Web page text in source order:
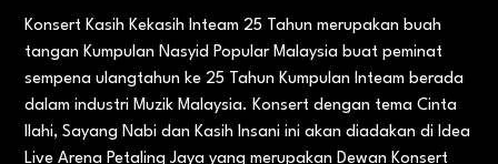
Konsert Kasih Kekasih Inteam 25 Tahun merupakan buah
tangan Kumpulan Nasyid Popular Malaysia buat peminat
sempena ulangtahun ke 25 Tahun Kumpulan Inteam berada
dalam industri Muzik Malaysia. Konsert dengan tema Cinta
Ilahi, Sayang Nabi dan Kasih Insani ini akan diadakan di Idea
Live Arena Petaling Jaya yang merupakan Dewan Konsert